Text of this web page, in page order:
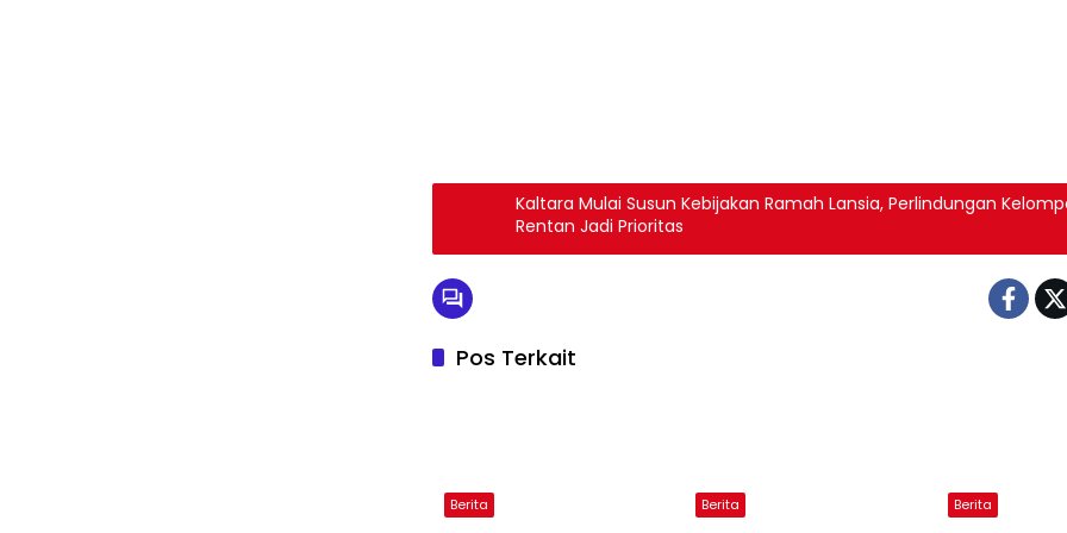
Kaltara Mulai Susun Kebijakan Ramah Lansia, Perlindungan
Rentan Jadi Prioritas
Pos Terkait
Berita Berita Berita